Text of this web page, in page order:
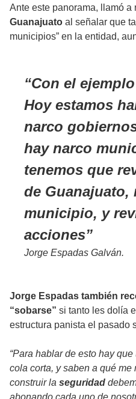
Ante este panorama, llamó a
Guanajuato al señalar que
municipios” en la entidad,
Con el
Hoy estamos
narco
hay narco
tenemos que
de
municipio, y
acciones
Jorge Espadas Galván.
Jorge Espadas también
“sobarse” si tanto les dolía
estructura panista el pasado
“Para hablar de esto hay
cola corta, y saben a qué me
construir la seguridad
abonando cada uno de